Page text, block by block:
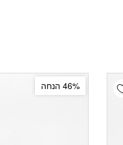
Add wishlist46% הנחה